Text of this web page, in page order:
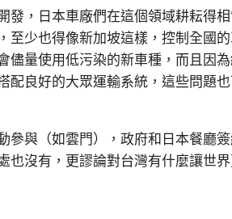
發，日本車廠們在這個領域耕耘得
至少也得像新加坡這樣，控制全國
量使用低污染的新車種，而且因
良好的大眾運輸系統，這些問題也
參與（如雲門），政府和日本餐廳
沒有，更謬論對台灣有什麼讓世界